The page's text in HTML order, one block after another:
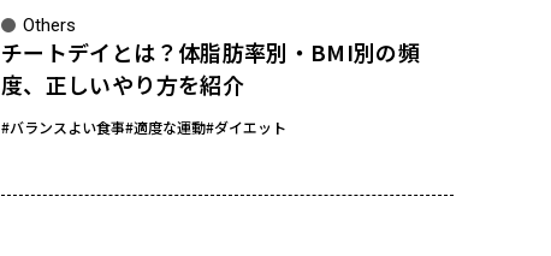
Others
チートデイとは？体脂肪率別・BMI別の頻
度、正しいやり方を紹介
#バランスよい食事#適度な運動#ダイエット